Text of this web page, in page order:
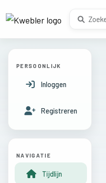
PERSOONLIJK
Inloggen
Registreren
NAVIGATIE
Tijdlijn